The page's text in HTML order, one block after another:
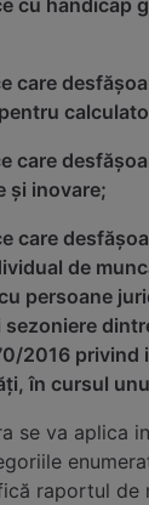
cu handicap
care
care
şi inovare;
care
de
persoane
2016 privind
în cursul
se va aplica
raportul de